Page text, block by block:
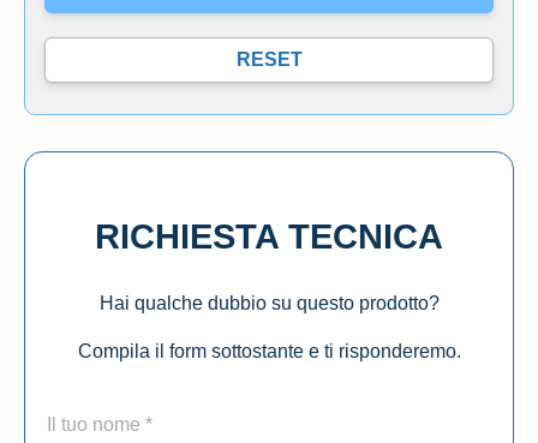
RICHIESTA TECNICA
Hai qualche dubbio su questo prodotto?
Compila il form sottostante e ti risponderemo.